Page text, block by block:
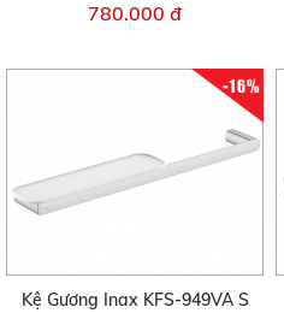
780.000 đ
-16%
Kệ Gương Inax KFS-949VA S